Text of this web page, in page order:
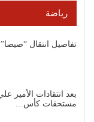
رياضة
تفاصيل انتقال
بعد انتقادات الأمير
مستحقات كأس…